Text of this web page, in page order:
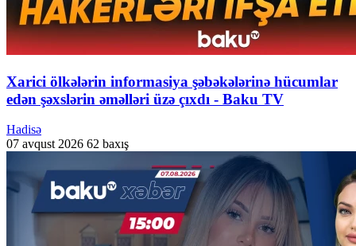
Xarici ölkələrin informasiya şəbəkələrinə hücumlar
edən şəxslərin əməlləri üzə çıxdı - Baku TV
Hadisə
07 avqust 2026 62 baxış